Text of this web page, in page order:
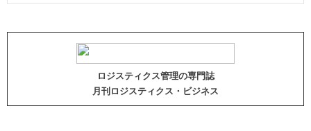
ロジスティクス管理の専門誌
月刊ロジスティクス・ビジネス